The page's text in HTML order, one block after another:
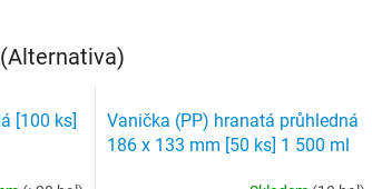
[100 ks]
Vanička (PP) hranatá průhledná
186 x 133 mm [50 ks] 1 500 ml